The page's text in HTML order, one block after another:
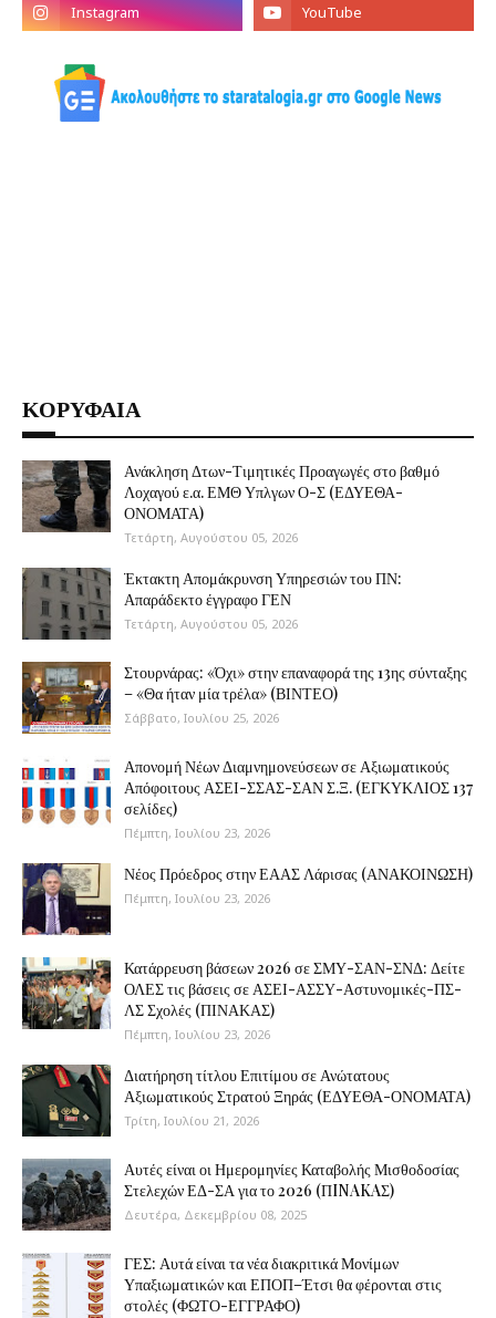
ΚΟΡΥΦΑΙΑ
Ανάκληση Δτων-Τιμητικές Προαγωγές στο βαθμό
Λοχαγού ε.α. ΕΜΘ Υπλγων Ο-Σ (ΕΔΥΕΘΑ-
ΟΝΟΜΑΤΑ)
Τετάρτη, Αυγούστου 05, 2026
Έκτακτη Απομάκρυνση Υπηρεσιών του ΠΝ:
Απαράδεκτο έγγραφο ΓΕΝ
Τετάρτη, Αυγούστου 05, 2026
Στουρνάρας: «Όχι» στην επαναφορά της 13ης σύνταξης
– «Θα ήταν μία τρέλα» (ΒΙΝΤΕΟ)
Σάββατο, Ιουλίου 25, 2026
Απονομή Νέων Διαμνημονεύσεων σε Αξιωματικούς
Απόφοιτους ΑΣΕΙ-ΣΣΑΣ-ΣΑΝ Σ.Ξ. (ΕΓΚΥΚΛΙΟΣ 137
σελίδες)
Πέμπτη, Ιουλίου 23, 2026
Νέος Πρόεδρος στην ΕΑΑΣ Λάρισας (ΑΝΑΚΟΙΝΩΣΗ)
Πέμπτη, Ιουλίου 23, 2026
Κατάρρευση βάσεων 2026 σε ΣΜΥ-ΣΑΝ-ΣΝΔ: Δείτε
ΟΛΕΣ τις βάσεις σε ΑΣΕΙ-ΑΣΣΥ-Αστυνομικές-ΠΣ-
ΛΣ Σχολές (ΠΙΝΑΚΑΣ)
Πέμπτη, Ιουλίου 23, 2026
Διατήρηση τίτλου Επιτίμου σε Ανώτατους
Αξιωματικούς Στρατού Ξηράς (ΕΔΥΕΘΑ-ΟΝΟΜΑΤΑ)
Τρίτη, Ιουλίου 21, 2026
Αυτές είναι οι Ημερομηνίες Καταβολής Μισθοδοσίας
Στελεχών ΕΔ-ΣΑ για το 2026 (ΠINAKAΣ)
Δευτέρα, Δεκεμβρίου 08, 2025
ΓΕΣ: Αυτά είναι τα νέα διακριτικά Μονίμων
Υπαξιωματικών και ΕΠΟΠ–Έτσι θα φέρονται στις
στολές (ΦΩΤΟ-ΕΓΓΡΑΦΟ)